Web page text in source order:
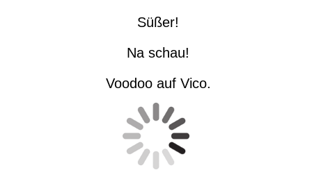
Süßer!
Na schau!
Voodoo auf Vico.